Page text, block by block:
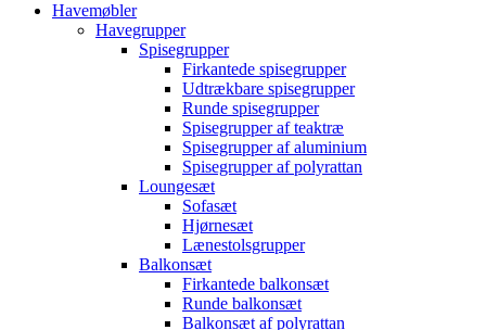
Havemøbler
Havegrupper
Spisegrupper
Firkantede spisegrupper
Udtrækbare spisegrupper
Runde spisegrupper
Spisegrupper af teaktræ
Spisegrupper af aluminium
Spisegrupper af polyrattan
Loungesæt
Sofasæt
Hjørnesæt
Lænestolsgrupper
Balkonsæt
Firkantede balkonsæt
Runde balkonsæt
Balkonsæt af polyrattan